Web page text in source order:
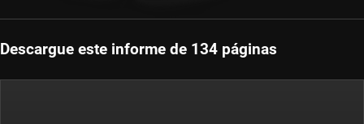
Descargue este informe de 134 páginas